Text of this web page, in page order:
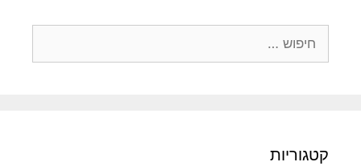
קטגוריות